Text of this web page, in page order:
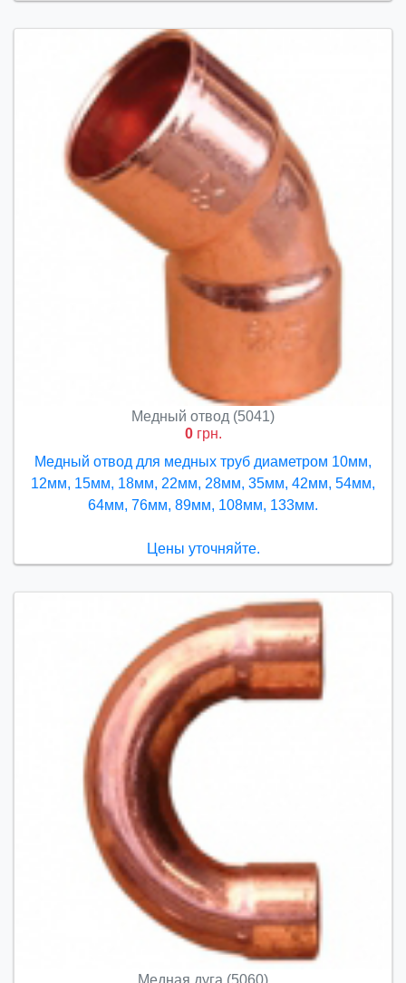
Медный отвод (5041)
0грн.
Медный отвод для медных труб диаметром 10мм,
12мм, 15мм, 18мм, 22мм, 28мм, 35мм, 42мм, 54мм,
64мм, 76мм, 89мм, 108мм, 133мм.
Цены уточняйте.
Медная дуга (5060)